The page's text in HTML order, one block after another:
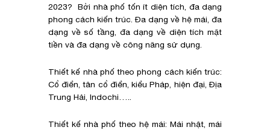
2023? Bởi nhà phố tốn ít diện tích, đa dạng
phong cách kiến trúc. Đa dạng về hệ mái, đa
dạng về số tầng, đa dạng về diện tích mặt
tiền và đa dạng về công năng sử dụng.
Thiết kế nhà phố theo phong cách kiến trúc:
Cổ điển, tân cổ điển, kiểu Pháp, hiện đại, Địa
Trung Hải, Indochi…..
Thiết kế nhà phố theo hệ mái: Mái nhật, mái